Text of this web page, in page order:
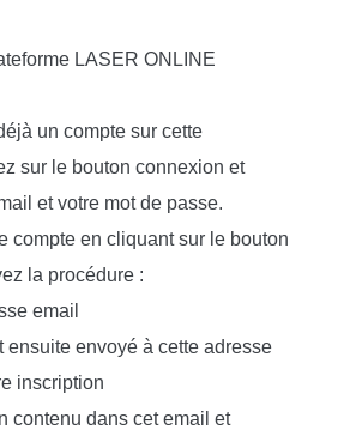
LASER ONLINE
un compte sur cette
sur le bouton connexion et
et votre mot de passe.
compte en cliquant sur le bouton
la procédure :
email
ensuite envoyé à cette adresse
inscription
contenu dans cet email et